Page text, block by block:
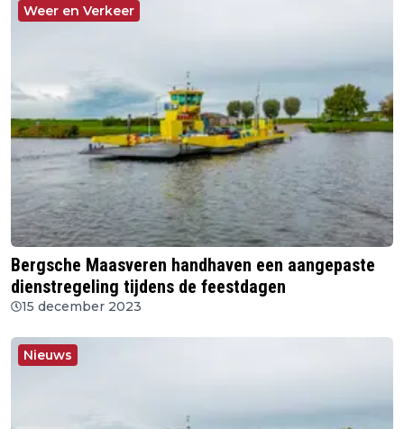
Weer en Verkeer
Bergsche Maasveren handhaven een aangepaste
dienstregeling tijdens de feestdagen
15 december 2023
Nieuws